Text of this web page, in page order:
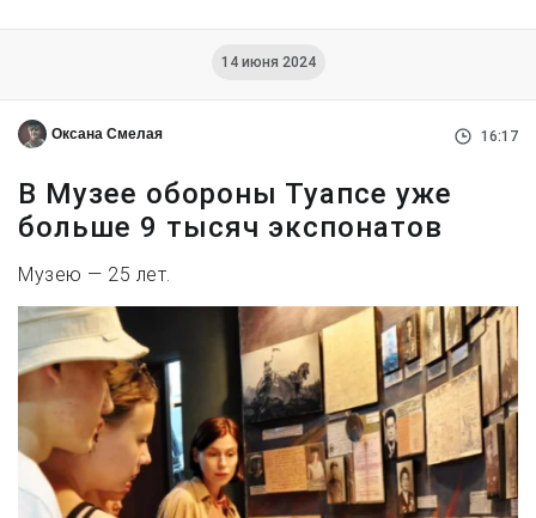
14 июня 2024
Оксана Смелая 16:17
В Музее обороны Туапсе уже
больше 9 тысяч экспонатов
Музею — 25 лет.